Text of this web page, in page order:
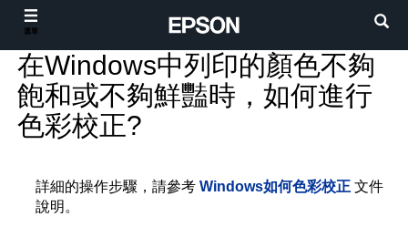
在Windows中列印的顏色不夠
飽和或不夠鮮豔時，如何進行
色彩校正?
詳細的操作步驟，請參考 Windows如何色彩校正 文件
說明。